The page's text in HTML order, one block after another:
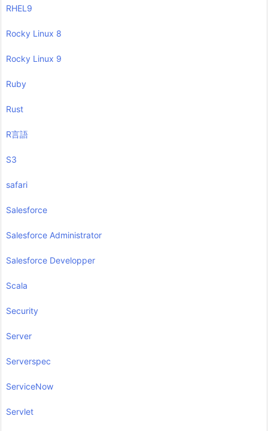
RHEL9
Rocky Linux 8
Rocky Linux 9
Ruby
Rust
R言語
S3
safari
Salesforce
Salesforce Administrator
Salesforce Developper
Scala
Security
Server
Serverspec
ServiceNow
Servlet